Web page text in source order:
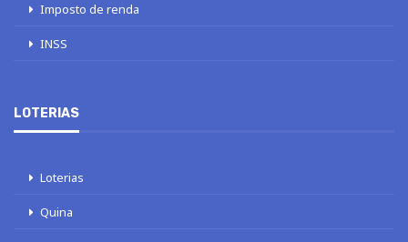
Imposto de renda
INSS
LOTERIAS
Loterias
Quina